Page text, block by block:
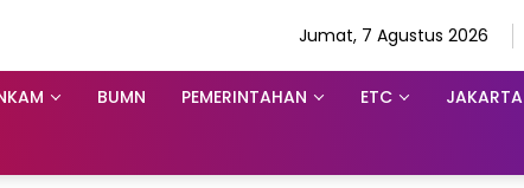
Jumat, 7 Agustus 2026
BUMN PEMERINTAHAN ETC JAKARTA